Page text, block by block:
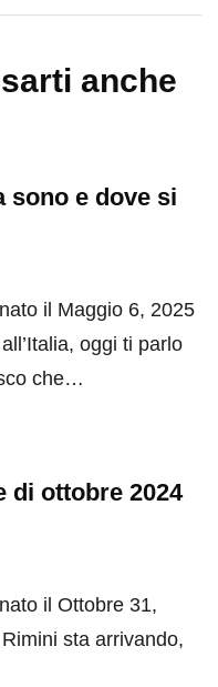
anche
sono e dove si
il Maggio 6, 2025
oggi ti parlo
che…
di ottobre 2024
il Ottobre 31,
sta arrivando,